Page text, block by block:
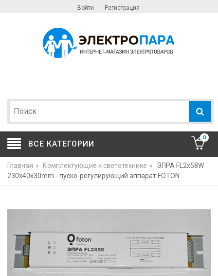
Войти Регистрация
ВСЕ КАТЕГОРИИ
0
Главная » Комплектующие к светотехнике »
ЭПРА FL2х58W
230x40x30mm - пуско-регулирующий аппарат FOTON